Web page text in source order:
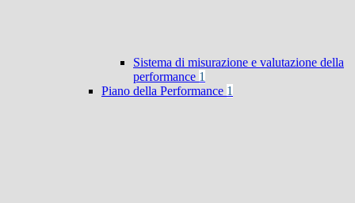
Sistema di misurazione e valutazione della
performance 1
Piano della Performance 1